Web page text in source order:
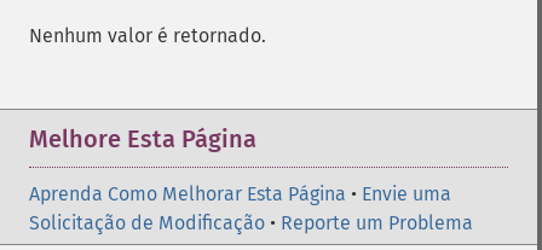
Nenhum valor é retornado.
Melhore Esta Página
Aprenda Como Melhorar Esta Página • Envie uma
Solicitação de Modificação • Reporte um Problema